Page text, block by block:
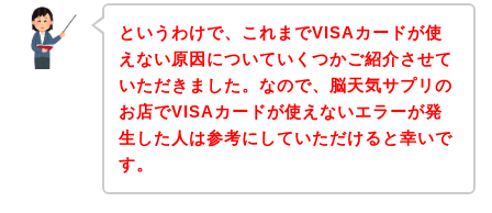
というわけで、これまでVISAカードが使
えない原因についていくつかご紹介させて
いただきました。なので、脳天気サプリの
お店でVISAカードが使えないエラーが発
生した人は参考にしていただけると幸いで
す。